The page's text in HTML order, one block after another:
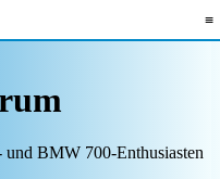
≡
BMW 700-Enthusiasten